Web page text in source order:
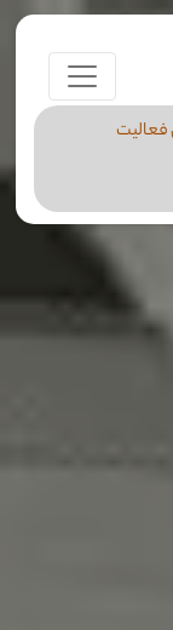
فعالیت